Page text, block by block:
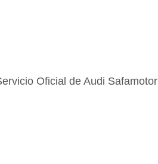
Oficial de Audi Safamotor